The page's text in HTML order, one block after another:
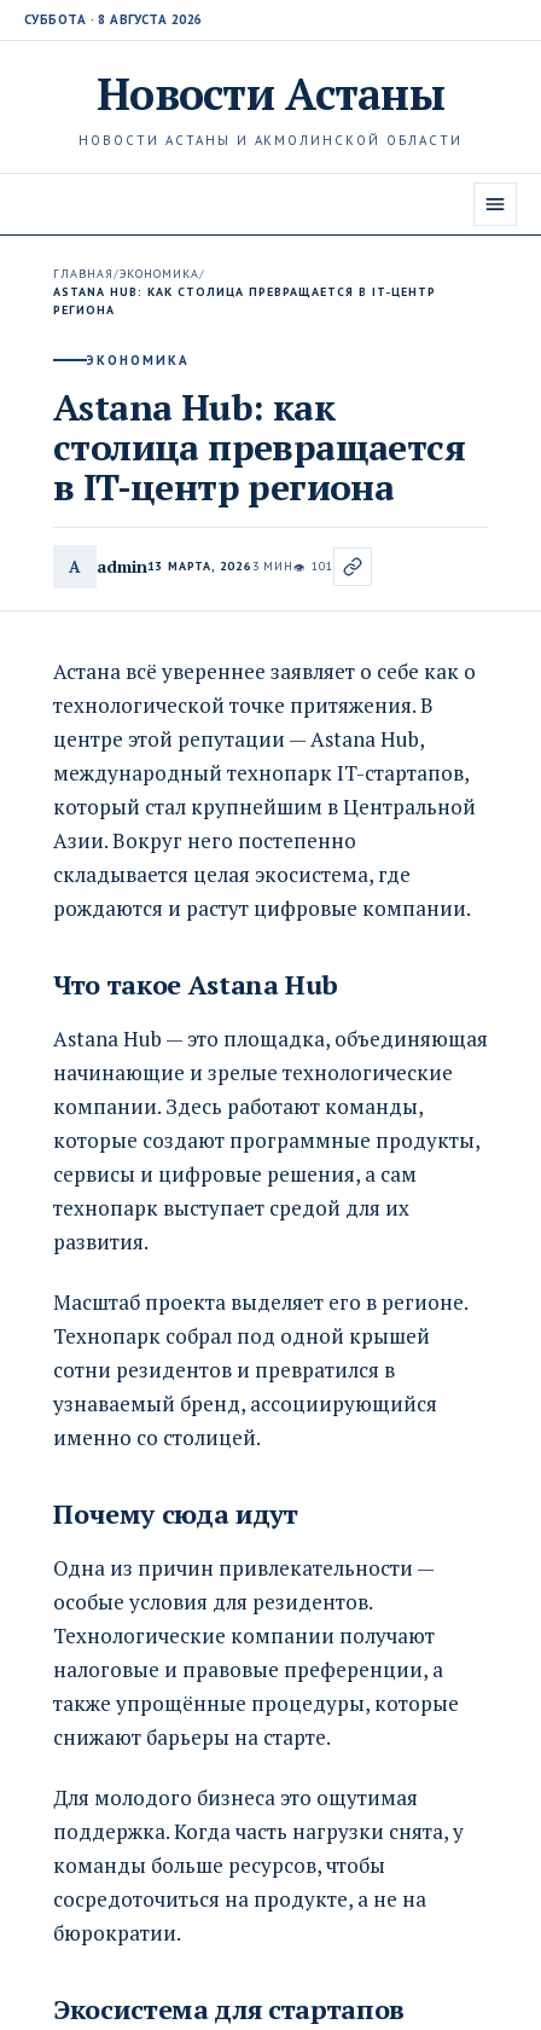
СУББОТА · 8 АВГУСТА 2026
НовостиАстаны
НОВОСТИ АСТАНЫ И АКМОЛИНСКОЙ ОБЛАСТИ
ГЛАВНАЯ/ЭКОНОМИКА/
ASTANA HUB: КАК СТОЛИЦА ПРЕВРАЩАЕТСЯ В IT-ЦЕНТР
РЕГИОНА
ЭКОНОМИКА
Astana Hub: как
столица превращается
в IT-центр региона
A admin13 МАРТА, 2026 3 МИН👁 101
Астана всё увереннее заявляет о себе как о
технологической точке притяжения. В
центре этой репутации — Astana Hub,
международный технопарк IT-стартапов,
который стал крупнейшим в Центральной
Азии. Вокруг него постепенно
складывается целая экосистема, где
рождаются и растут цифровые компании.
Что такое Astana Hub
Astana Hub — это площадка, объединяющая
начинающие и зрелые технологические
компании. Здесь работают команды,
которые создают программные продукты,
сервисы и цифровые решения, а сам
технопарк выступает средой для их
развития.
Масштаб проекта выделяет его в регионе.
Технопарк собрал под одной крышей
сотни резидентов и превратился в
узнаваемый бренд, ассоциирующийся
именно со столицей.
Почему сюда идут
Одна из причин привлекательности —
особые условия для резидентов.
Технологические компании получают
налоговые и правовые преференции, а
также упрощённые процедуры, которые
снижают барьеры на старте.
Для молодого бизнеса это ощутимая
поддержка. Когда часть нагрузки снята, у
команды больше ресурсов, чтобы
сосредоточиться на продукте, а не на
бюрократии.
Экосистема для стартапов